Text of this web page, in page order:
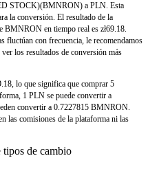
STOCK)(BMNRON) a PLN. Esta
la conversión. El resultado de la
BMNRON en tiempo real es zł69.18.
fluctúan con frecuencia, le recomendamos
los resultados de conversión más
lo que significa que comprar 5
1 PLN se puede convertir a
convertir a 0.7227815 BMNRON.
las comisiones de la plataforma ni las
de cambio